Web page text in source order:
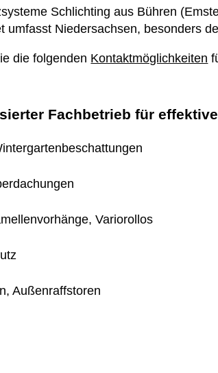
Schlichting aus Bühren
umfasst Niedersachsen, besonders
die folgenden Kontaktmöglichkeiten
Fachbetrieb für
Variorollos
Außenraffstoren